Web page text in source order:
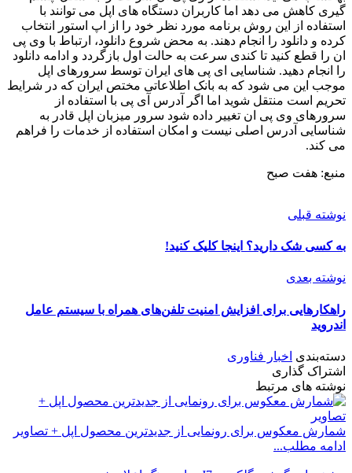
گیری کاهش می دهد اما کاربران دستگاه های اپل می توانند با
استفاده از این روش برنامه مورد نظر خود را از اپ استور انتخاب
کرده و دانلود را انجام دهند. به محض شروع دانلود، ارتباط با وی پی
ان را قطع کنید تا کندی سرعت به حالت اول بازگردد و ادامه دانلود
را انجام دهید. شناسایی ای پی های ایران توسط سرورهای اپل
موجب این می شود که به بانک اطلاعاتی مختص ایران که در شرایط
تحریم است منتقل شوید اما اگر آدرس آی پی با استفاده از
سرورهای وی پی ان تغییر داده شود سرور میزبان اپل قادر به
شناسایی آدرس اصلی نیست و امکان استفاده از خدمات را فراهم
می کند.
منبع: هفت صبح
نوشته قبلی
به کسی شک دارید؟ اینجا کلیک کنید!
نوشته بعدی
راهکارهایی برای افزایش امنیت تلفن‌های همراه با سیستم عامل
اندروید
دسته‌بندی اخبار فناوری
اشتراک گذاری
نوشته های مرتبط
شمارش معکوس برای رونمایی از جدیدترین محصول اپل + تصاویر
ادامه مطلب...